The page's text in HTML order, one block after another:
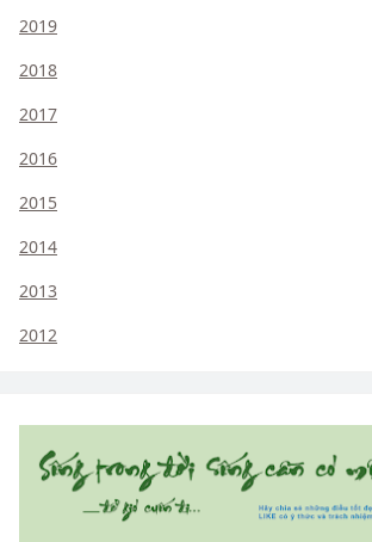
2019
2018
2017
2016
2015
2014
2013
2012